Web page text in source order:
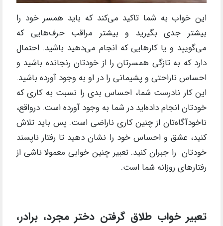
این خواب به شما تاکید می‌کند که باید همسر خود را
بیشتر جدی بگیرید و بیشتر مراقب حرف‌هایی که
می‌گویید و یا کا‌رهایی که انجام می‌دهید باشید. احتمال
دارد که به تازگی همسرتان را از خودتان رنجانده باشید و
احساس ناراحتی و پشیمانی را در او به وجود آورده باشید.
این کار نادرست شما، احساس بدی را نسبت به کاری که
خودتان انجام داده‌اید در شما به وجود آورده است. درواقع،
ناخودآگاه‌تان از چنین کاری ناراضی است. پس باید تلاش
کنید، عشق و احساس خود را نشان دهید تا رفتار ناپسند
خودتان را جبران کنید. تعبیر چنین خوابی معمولا ناشی از
رفتارهای روزانه شما است.
تعبیر خواب طلاق گرفتن دختر مجرد، برادر،